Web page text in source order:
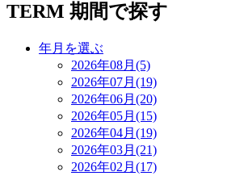
TERM 期間で探す
年月を選ぶ
2026年08月(5)
2026年07月(19)
2026年06月(20)
2026年05月(15)
2026年04月(19)
2026年03月(21)
2026年02月(17)